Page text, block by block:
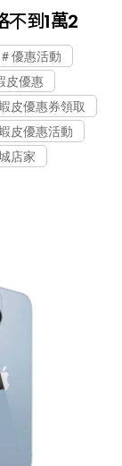
不到1萬2
優惠活動
皮優惠
皮優惠券領取
皮優惠活動
店家